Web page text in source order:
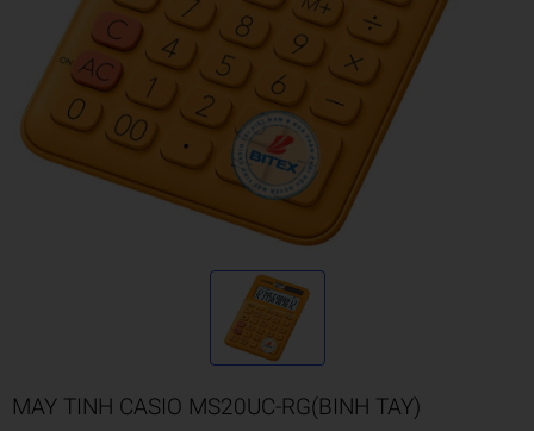
MAY TINH CASIO MS20UC-RG(BINH TAY)